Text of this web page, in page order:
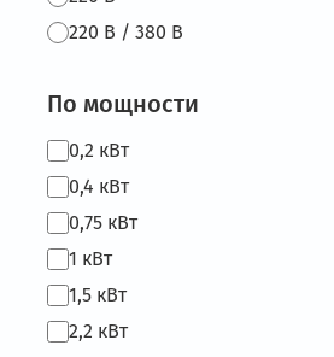
220 В / 380 В
По мощности
0,2 кВт
0,4 кВт
0,75 кВт
1 кВт
1,5 кВт
2,2 кВт